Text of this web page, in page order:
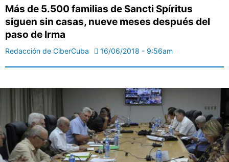
Más de 5.500 familias de Sancti Spíritus
siguen sin casas, nueve meses después del
paso de Irma
Redacción de CiberCuba 16/06/2018 - 9:56am